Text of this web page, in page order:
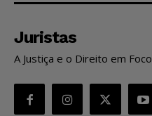
Juristas
A Justiça e o Direito em Foco